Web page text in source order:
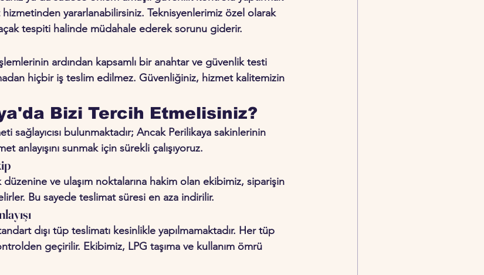
hizmetinden yararlanabilirsiniz. Teknisyenlerimiz özel olarak
tespiti halinde müdahale ederek sorunu giderir.
ardından kapsamlı bir anahtar ve güvenlik testi
hiçbir iş teslim edilmez. Güvenliğiniz, hizmet kalitemizin
Bizi Tercih Etmelisiniz?
sağlayıcısı bulunmaktadır; Ancak Perilikaya sakinlerinin
anlayışını sunmak için sürekli çalışıyoruz.
ve ulaşım noktalarına hakim olan ekibimiz, siparişin
Bu sayede teslimat süresi en aza indirilir.
dışı tüp teslimatı kesinlikle yapılmamaktadır. Her tüp
geçirilir. Ekibimiz, LPG taşıma ve kullanım ömrü